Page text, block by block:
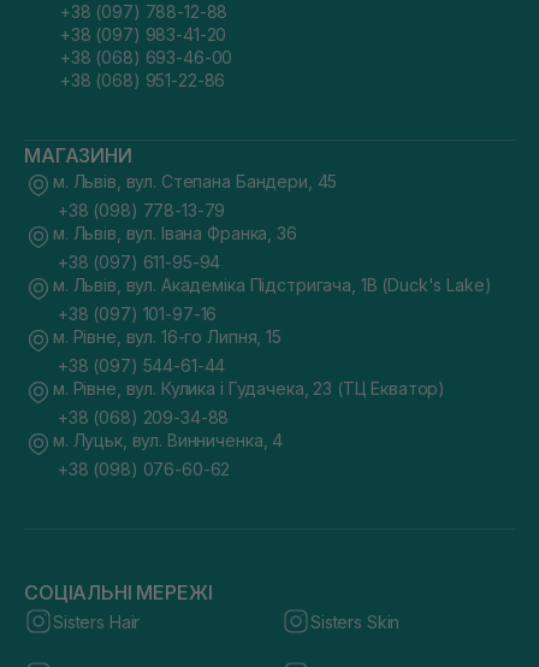
+38 (097) 788-12-88
+38 (097) 983-41-20
+38 (068) 693-46-00
+38 (068) 951-22-86
МАГАЗИНИ
м. Львів, вул. Степана Бандери, 45
+38 (098) 778-13-79
м. Львів, вул. Івана Франка, 36
+38 (097) 611-95-94
м. Львів, вул. Академіка Підстригача, 1В (Duck's Lake)
+38 (097) 101-97-16
м. Рівне, вул. 16-го Липня, 15
+38 (097) 544-61-44
м. Рівне, вул. Кулика і Гудачека, 23 (ТЦ Екватор)
+38 (068) 209-34-88
м. Луцьк, вул. Винниченка, 4
+38 (098) 076-60-62
СОЦІАЛЬНІ МЕРЕЖІ
Sisters Hair Sisters Skin